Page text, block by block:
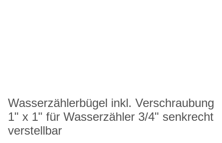
Wasserzählerbügel inkl. Verschraubung
1" x 1" für Wasserzähler 3/4" senkrecht
verstellbar